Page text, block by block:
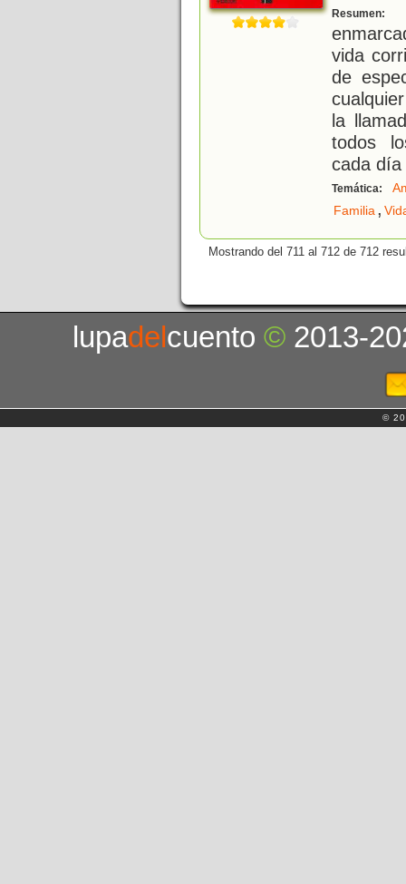
Resumen:
vida
de
la
todos
cada día
Temática:
Familia,
Mostrando del 711 al 712 de 712
lupadelcuento© 2013-
©